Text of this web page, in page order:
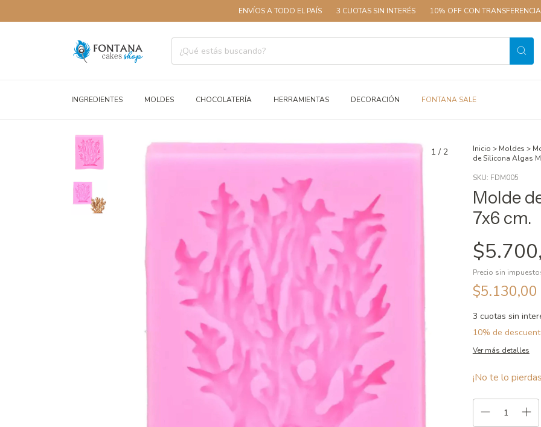
ENVÍOS A TODO EL PAÍS 3 CUOTAS SIN INTERÉS 10% OFF CON TRANSFERENCIA
INGREDIENTES MOLDES CHOCOLATERÍA HERRAMIENTAS DECORACIÓN FONTANA SALE
1 / 2 Inicio > Moldes >
de Silicona Algas
SKU: FDM005
Molde
7x6 cm.
Precio sin
$5.130,00
3 cuotas sin
10% de
Ver más detalles
¡No te lo